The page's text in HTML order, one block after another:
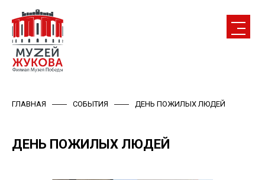
ГЛАВНАЯ СОБЫТИЯ ДЕНЬ ПОЖИЛЫХ ЛЮДЕЙ
ДЕНЬ ПОЖИЛЫХ ЛЮДЕЙ